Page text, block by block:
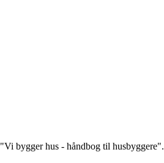
bygger hus - håndbog til husbyggere".